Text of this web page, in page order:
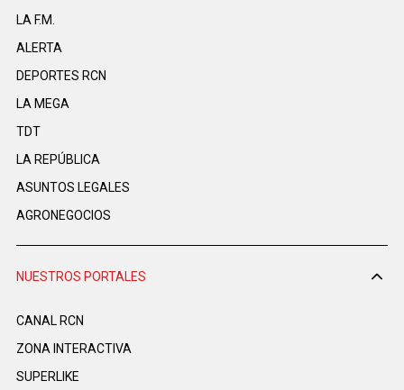
LA F.M.
ALERTA
DEPORTES RCN
LA MEGA
TDT
LA REPÚBLICA
ASUNTOS LEGALES
AGRONEGOCIOS
NUESTROS PORTALES
CANAL RCN
ZONA INTERACTIVA
SUPERLIKE